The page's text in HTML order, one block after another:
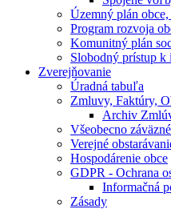
Územný plán
Program rozvoja
Komunitný plán
Slobodný prístup k
Zverejňovanie
Úradná tabuľa
Zmluvy, Faktúry,
Archiv
Všeobecno
Verejné
Hospodárenie obce
GDPR - Ochrana
Informačná
Zásady